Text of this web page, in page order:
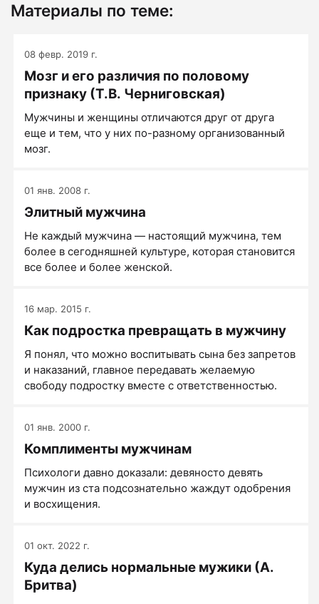
Материалы по теме:
08 февр. 2019 г.
Мозг и его различия по половому
признаку (Т.В. Черниговская)
Мужчины и женщины отличаются друг от друга
еще и тем, что у них по-разному организованный
мозг.
01 янв. 2008 г.
Элитный мужчина
Не каждый мужчина ― настоящий мужчина, тем
более в сегодняшней культуре, которая становится
все более и более женской.
16 мар. 2015 г.
Как подростка превращать в мужчину
Я понял, что можно воспитывать сына без запретов
и наказаний, главное передавать желаемую
свободу подростку вместе с ответственностью.
01 янв. 2000 г.
Комплименты мужчинам
Психологи давно доказали: девяносто девять
мужчин из ста подсознательно жаждут одобрения
и восхищения.
01 окт. 2022 г.
Куда делись нормальные мужики (А.
Бритва)